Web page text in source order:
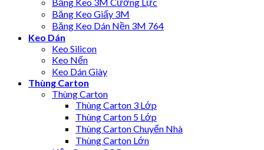
Băng Keo Giấy 3M
Băng Keo Dán Nền 3M 764
Keo Dán
Keo Silicon
Keo Nến
Keo Dán Giày
Thùng Carton
Thùng Carton
Thùng Carton 3 Lớp
Thùng Carton 5 Lớp
Thùng Carton Chuyển Nhà
Thùng Carton Lớn